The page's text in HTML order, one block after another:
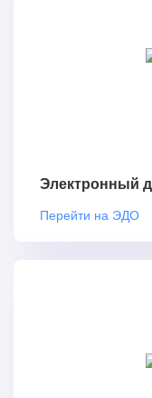
Электронный
Перейти на ЭДО